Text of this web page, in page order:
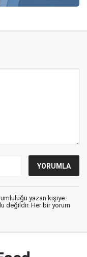
yazan kişiye
değildir. Her bir yorum